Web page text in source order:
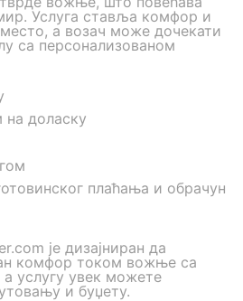
Услуга ставља комфор и
а возач може дочекати
са персонализованом
на доласку
плаћања и обрачун
је дизајниран да
комфор током вожње са
услугу увек можете
и буџету.